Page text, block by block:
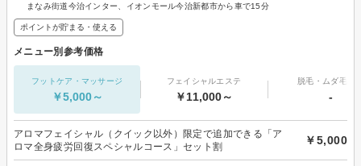
まなみ街道今治インター、イオンモール今治新都市から車で15分
ポイントが貯まる・使える
メニュー別参考価格
フットケア・マッサージ
￥5,000～
フェイシャルエステ
￥11,000～
脱毛・ムダ毛処
-
アロマフェイシャル（クイック以外）限定で追加できる「ア
ロマ全身疲労回復スペシャルコース」セット割
￥5,000